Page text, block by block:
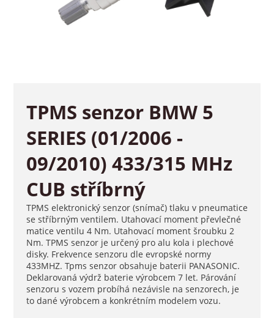
TPMS senzor BMW 5
SERIES (01/2006 -
09/2010) 433/315 MHz
CUB stříbrný
TPMS elektronický senzor (snímač) tlaku v pneumatice
se stříbrným ventilem. Utahovací moment převlečné
matice ventilu 4 Nm. Utahovací moment šroubku 2
Nm. TPMS senzor je určený pro alu kola i plechové
disky. Frekvence senzoru dle evropské normy
433MHZ. Tpms senzor obsahuje baterii PANASONIC.
Deklarovaná výdrž baterie výrobcem 7 let. Párování
senzoru s vozem probíhá nezávisle na senzorech, je
to dané výrobcem a konkrétním modelem vozu.